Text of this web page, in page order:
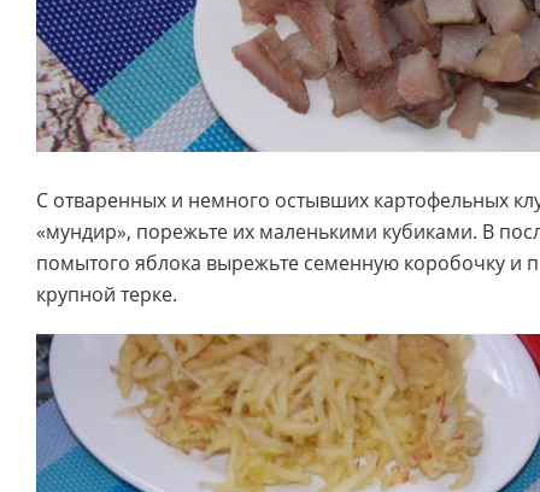
С отваренных и немного остывших картофельных
«мундир», порежьте их маленькими кубиками. В
помытого яблока вырежьте семенную коробочку и
крупной терке.